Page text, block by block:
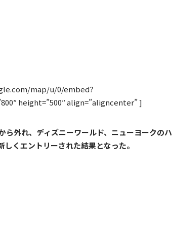
map/u/0/embed?
height=”500″ align=”aligncenter” ]
ら外れ、ディズニーワールド、ニューヨークのハ
くエントリーされた結果となった。